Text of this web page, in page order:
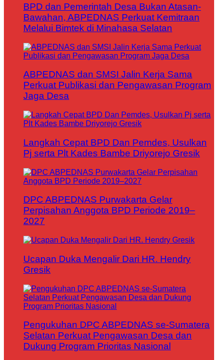
BPD dan Pemerintah Desa Bukan Atasan-
Bawahan, ABPEDNAS Perkuat Kemitraan
Melalui Bimtek di Minahasa Selatan
ABPEDNAS dan SMSI Jalin Kerja Sama
Perkuat Publikasi dan Pengawasan Program
Jaga Desa
Langkah Cepat BPD Dan Pemdes, Usulkan
Pj serta Plt Kades Bambe Driyorejo Gresik
DPC ABPEDNAS Purwakarta Gelar
Perpisahan Anggota BPD Periode 2019–
2027
Ucapan Duka Mengalir Dari HR. Hendry
Gresik
Pengukuhan DPC ABPEDNAS se-Sumatera
Selatan Perkuat Pengawasan Desa dan
Dukung Program Prioritas Nasional